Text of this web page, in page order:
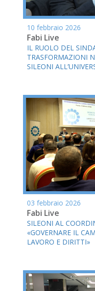
10 febbraio 2026
Fabi Live
IL RUOLO DEL
TRASFORMAZIONI
SILEONI
03 febbraio 2026
Fabi Live
SILEONI AL
«GOVERNARE IL
LAVORO E DIRITTI»